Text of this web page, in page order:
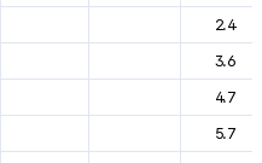
2.4
3.6
4.7
5.7